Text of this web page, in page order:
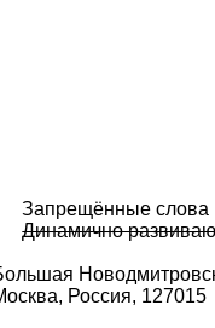
Запрещённые слова
Динамично
Россия, 127015